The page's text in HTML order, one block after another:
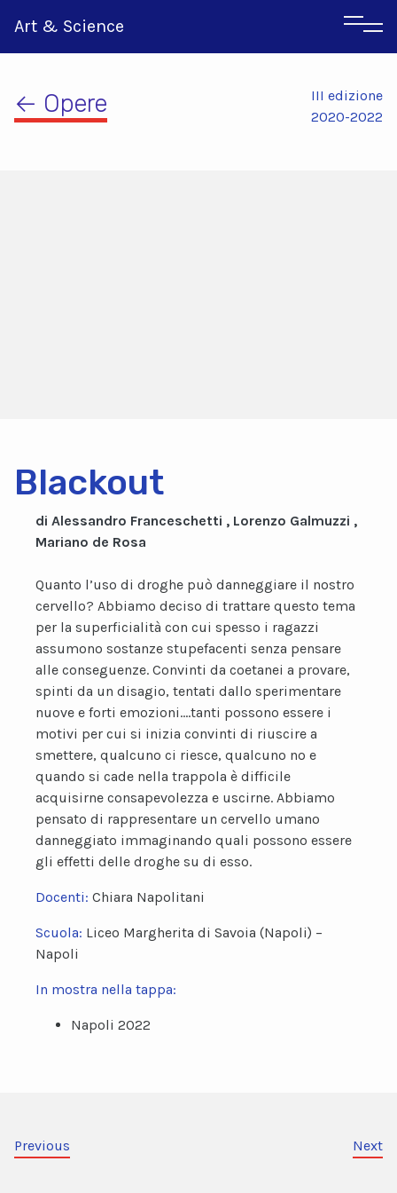
Art & Science
← Opere
III edizione
2020-2022
Blackout
di Alessandro Franceschetti , Lorenzo Galmuzzi ,
Mariano de Rosa
Quanto l’uso di droghe può danneggiare il nostro
cervello? Abbiamo deciso di trattare questo tema
per la superficialità con cui spesso i ragazzi
assumono sostanze stupefacenti senza pensare
alle conseguenze. Convinti da coetanei a provare,
spinti da un disagio, tentati dallo sperimentare
nuove e forti emozioni….tanti possono essere i
motivi per cui si inizia convinti di riuscire a
smettere, qualcuno ci riesce, qualcuno no e
quando si cade nella trappola è difficile
acquisirne consapevolezza e uscirne. Abbiamo
pensato di rappresentare un cervello umano
danneggiato immaginando quali possono essere
gli effetti delle droghe su di esso.
Docenti: Chiara Napolitani
Scuola: Liceo Margherita di Savoia (Napoli) –
Napoli
In mostra nella tappa:
Napoli 2022
Previous Next